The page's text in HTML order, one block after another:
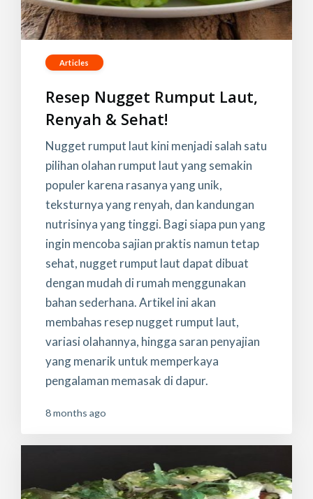
Articles
Resep Nugget Rumput Laut,
Renyah & Sehat!
Nugget rumput laut kini menjadi salah satu
pilihan olahan rumput laut yang semakin
populer karena rasanya yang unik,
teksturnya yang renyah, dan kandungan
nutrisinya yang tinggi. Bagi siapa pun yang
ingin mencoba sajian praktis namun tetap
sehat, nugget rumput laut dapat dibuat
dengan mudah di rumah menggunakan
bahan sederhana. Artikel ini akan
membahas resep nugget rumput laut,
variasi olahannya, hingga saran penyajian
yang menarik untuk memperkaya
pengalaman memasak di dapur.
8 months ago